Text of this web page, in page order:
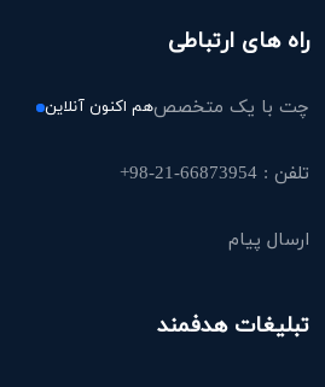
راه های ارتباطی
چت با یک متخصصهم اکنون آنلاین
تلفن : 66873954-21-98+
ارسال پیام
تبلیغات هدفمند